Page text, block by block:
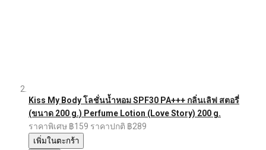
Kiss My Body โลชั่นน้ำหอม SPF30 PA+++ กลิ่นเลิฟ สตอรี่
(ขนาด 200 g.) Perfume Lotion (Love Story) 200 g.
ราคาพิเศษ ฿159 ราคาปกติ ฿289
เพิ่มในตะกร้า